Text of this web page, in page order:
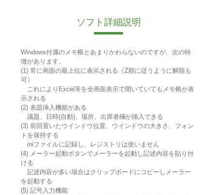
ソフト詳細説明
Windows付属のメモ帳とあまりかわらないのですが、次の特
徴があります。
(1) 常に画面の最上位に表示される（Z順に従うように解除も
可）
これによりExcel等を全画面表示で開いていてもメモ帳が表
示される
(2) 表題挿入機能がある
議題、日時(自動)、場所、出席者欄が挿入できる
(3) 前回置いたウインドウ位置、ウインドウの大きさ、フォン
トを保持する
iniファイルに記録し、レジストリは使いません
(4) メーラー起動ボタンでメーラーを起動し記述内容を貼り付
ける
記述内容が多い場合はクリップボードにコピーしメーラー
を起動する
(5) 記号入力機能